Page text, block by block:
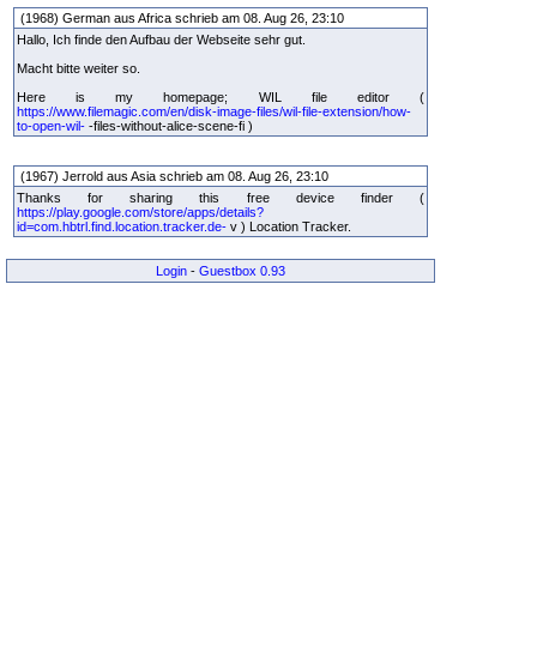
(1968) German aus Africa schrieb am 08. Aug 26, 23:10
Hallo, Ich finde den Aufbau der Webseite sehr gut.
Macht bitte weiter so.
Here is my homepage; WIL file editor (
https://www.filemagic.com/en/disk-image-files/wil-file-extension/how-
to-open-wil- -files-without-alice-scene-fi )
(1967) Jerrold aus Asia schrieb am 08. Aug 26, 23:10
Thanks for sharing this free device finder (
https://play.google.com/store/apps/details?
id=com.hbtrl.find.location.tracker.de- v ) Location Tracker.
Login - Guestbox 0.93